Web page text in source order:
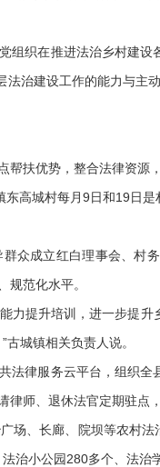
织在推进法治乡村建设
治建设工作的能力与主
优势，整合法律资源
高城村每月9日和19日
成立红白理事会、村
规范化水平。
提升培训，进一步提升
城镇相关负责人说。
律服务云平台，组织全
师、退休法官定期驻点
、长廊、院坝等农村法
治小公园280多个、法治